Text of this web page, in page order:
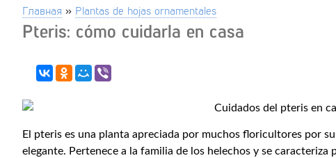
Главная » Plantas de hojas ornamentales
Pteris: cómo cuidarla en casa
El pteris es una planta apreciada por muchos floricultores por
elegante. Pertenece a la familia de los helechos y se caracteriza